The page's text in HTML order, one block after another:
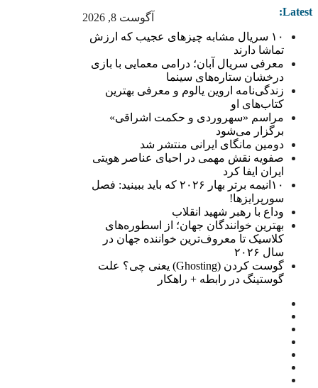
آگوست 8, 2026 Latest:
۱۰ سریال مشابه چیزهای عجیب که ارزش
تماشا دارند
معرفی سریال آبان؛ درامی معمایی با بازی
درخشان ستاره‌های سینما
زندگی‌نامه اروین یالوم و معرفی بهترین
کتاب‌های او
مراسم «سهروردی و حکمت اشراقی»
برگزار می‌شود
دومین مانگای ایرانی منتشر شد
صفویه نقش مهمی در احیای عناصر هویتی
ایران ایفا کرد
۱۰انیمه برتر بهار ۲۰۲۶ که باید ببینید: فصل
سورپرایزها!
وداع با رهبر شهید انقلاب
بهترین خوانندگان جهان؛ از اسطوره‌های
کلاسیک تا معروف‌ترین خواننده جهان در
سال ۲۰۲۶
گوست کردن (Ghosting) یعنی چی؟ علت
گوستینگ در رابطه + راهکار